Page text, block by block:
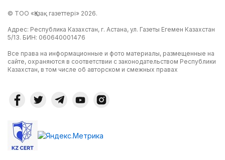
© ТОО «Қазақ газеттері» 2026.
Адрес: Республика Казахстан, г. Астана, ул. Газеты Егемен Казахстан
5/13. БИН: 060640001476
Все права на информационные и фото материалы, размещенные на
сайте, охраняются в соответствии с законодательством Республики
Казахстан, в том числе об авторском и смежных правах